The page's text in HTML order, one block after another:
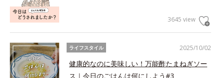
3645 view
2025/10/02
ライフスタイル
健康的なのに美味しい！万能酢たまねぎソー
ス｜今日のごはんは何にしよう#3